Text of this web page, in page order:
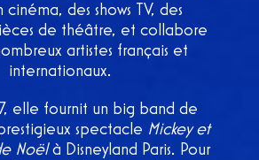
des shows TV, des
de théâtre, et collabore
artistes français et
internationaux.
elle fournit un big band de
spectacle Mickey et
Noëlà Disneyland Paris. Pour